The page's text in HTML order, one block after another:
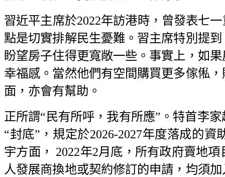
習近平主席於2022年訪港時，曾發表七
點是切實排解民生憂難。習主席特別提
盼望房子住得更寬敞一些。事實上，如
幸福感。當然他們有空間購買更多傢俬
面，亦會有幫助。
正所謂“民有所呼，我有所應”。特首李
“封底”，規定於2026-2027年度落成的
宇方面， 2022年2月底，所有政府賣地
人發展商換地或契約修訂的申請，均須